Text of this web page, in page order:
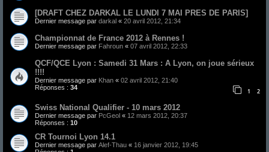
[DRAFT CHEZ DARKAL LE LUNDI 7 MAI PRES DE PARIS]
Dernier message par darkal « 20 avril 2012, 21:34
Championnat de France 2012 à Rennes !
Dernier message par Fahroun « 07 avril 2012, 22:33
QCF/QCE Lyon : Samedi 31 Mars : A Lyon, on joue sérieux
!!!!
Dernier message par Khan « 02 avril 2012, 21:40
Réponses : 34 1 2
Swiss National Qualifier - 10 mars 2012
Dernier message par PcGeol « 12 mars 2012, 20:37
Réponses : 10
CR Tournoi Lyon 14.1
Dernier message par Alef-Thau « 16 janvier 2012, 19:45